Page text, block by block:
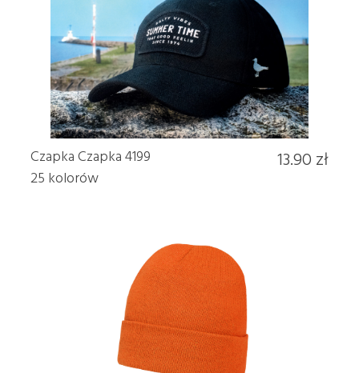
Czapka Czapka 4199
25 kolorów
13.90 zł